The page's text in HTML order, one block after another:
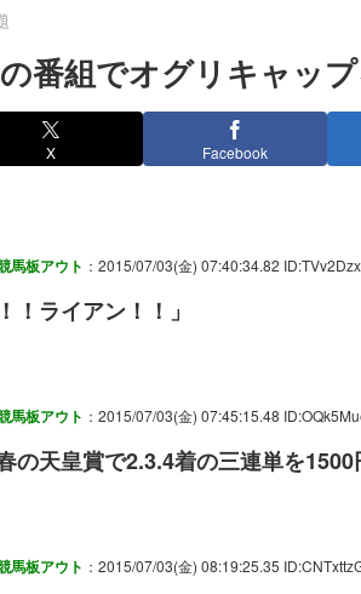
番組でオグリキャッ
X Facebook
馬板アウト ：2015/07/03(金) 07:40:34.82
！ライアン！！」
馬板アウト ：2015/07/03(金) 07:45:15.48
の天皇賞で2.3.4着の三連単を
馬板アウト ：2015/07/03(金) 08:19:25.35